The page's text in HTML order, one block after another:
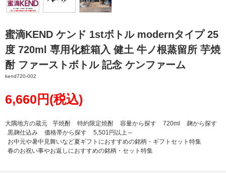
蜜滴KEND ケンド 1stボトル modernタイプ 25
度 720ml 専用化粧箱入 健土 牛ノ根蒸留所 芋焼
酎 ファーストボトル 記念 ケンファーム
kend720-002
6,660円(税込)
大隅地方の蔵元 芋焼酎 特約限定焼酎 容量から探す 720ml
麹から探す
黒麹仕込み
価格帯から探す
5,501円以上～
お中元や暑中見舞いなど夏ギフトにおすすめの銘柄・ギフトセット特集
春のお祝い事やお返しにおすすめの銘柄・セット特集